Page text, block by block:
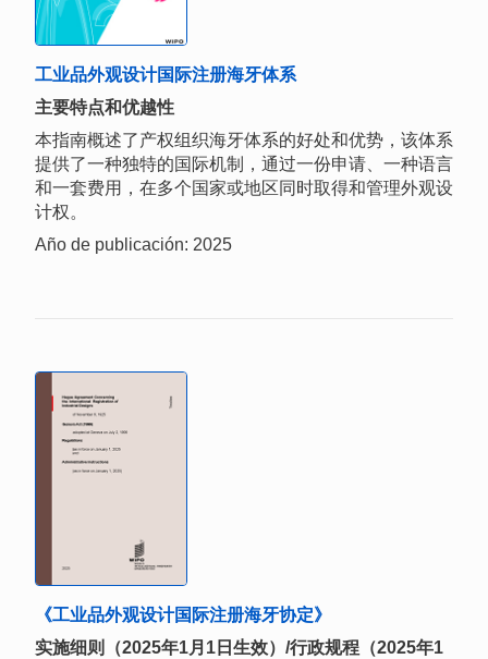
工业品外观设计国际注册海牙体系
主要特点和优越性
本指南概述了产权组织海牙体系的好处和优势，该体系
提供了一种独特的国际机制，通过一份申请、一种语言
和一套费用，在多个国家或地区同时取得和管理外观设
计权。
Año de publicación: 2025
《工业品外观设计国际注册海牙协定》
实施细则（2025年1月1日生效）/行政规程（2025年1